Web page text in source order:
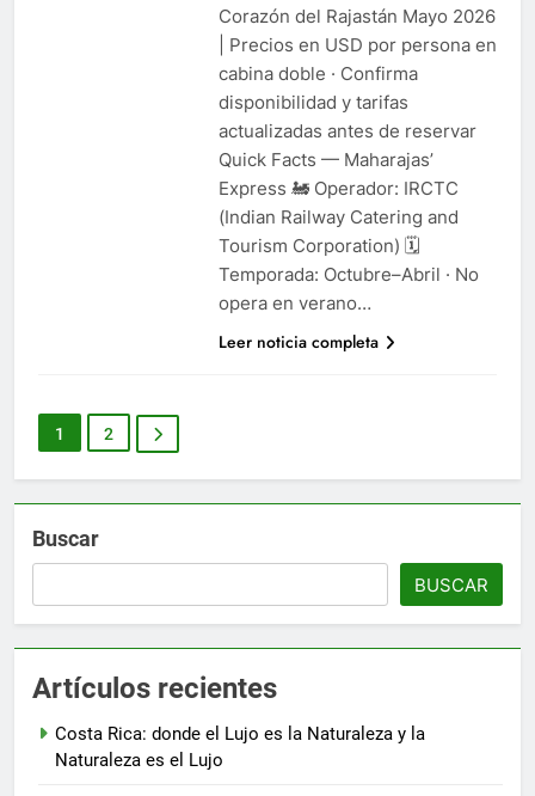
Corazón del Rajastán Mayo 2026
| Precios en USD por persona en
cabina doble · Confirma
disponibilidad y tarifas
actualizadas antes de reservar
Quick Facts — Maharajas’
Express 🚂 Operador: IRCTC
(Indian Railway Catering and
Tourism Corporation) 🗓️
Temporada: Octubre–Abril · No
opera en verano…
Leer noticia completa
1 2
Buscar
BUSCAR
Artículos recientes
Costa Rica: donde el Lujo es la Naturaleza y la
Naturaleza es el Lujo